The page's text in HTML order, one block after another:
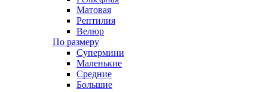
Матовая
Рептилия
Велюр
По размеру
Супермини
Маленькие
Средние
Большие